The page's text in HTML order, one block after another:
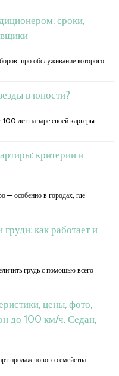
сроки,
про обслуживание которого
в юности?
лет на заре своей карьеры —
критерии и
— особенно в городах, где
как работает и
грудь с помощью всего
цены, фото,
до 100 км/ч. Седан,
продаж нового семейства